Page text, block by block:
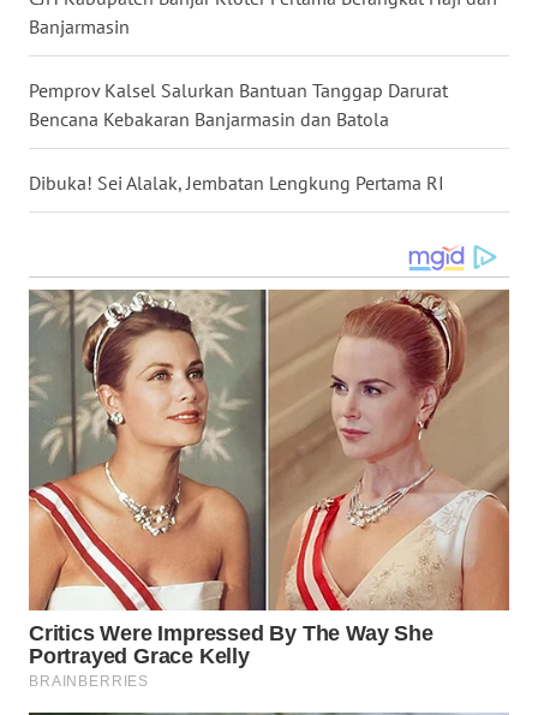
Banjarmasin
Pemprov Kalsel Salurkan Bantuan Tanggap Darurat
Bencana Kebakaran Banjarmasin dan Batola
Dibuka! Sei Alalak, Jembatan Lengkung Pertama RI
WN
SULSEL
WN
GORONTALO
WN
SULUT
WN
MALUKU
WN